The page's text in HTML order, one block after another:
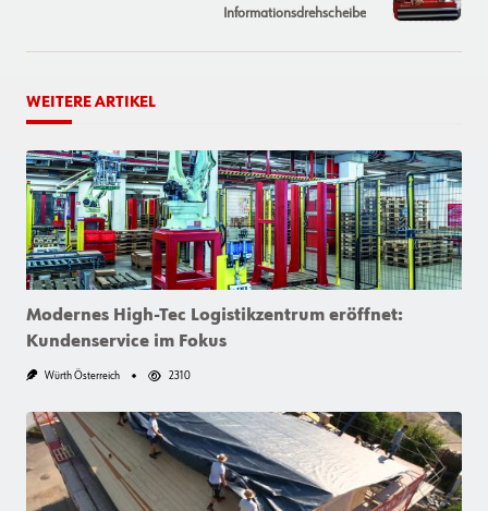
Informationsdrehscheibe
WEITERE ARTIKEL
Modernes High-Tec Logistikzentrum eröffnet:
Kundenservice im Fokus
Würth Österreich 2310